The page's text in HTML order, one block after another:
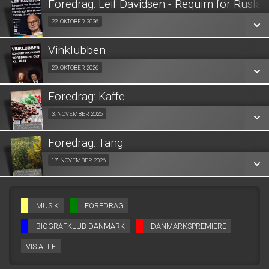
SE ALLE DAGE
LÆS MERE
Foredrag: Leif Davidsen - Requim for
22. OKTOBER 2026
SE ALLE DAGE
LÆS MERE
Vinklubben
29. OKTOBER 2026
SE ALLE DAGE
LÆS MERE
Foredrag: Kaffe
3. NOVEMBER 2026
SE ALLE DAGE
LÆS MERE
Foredrag: Tang
17. NOVEMBER 2026
LÆS MERE
MUSIK FOREDRAG
BIOGRAFKLUB DANMARK DANMARKSPREMIERE
VIS ALLE